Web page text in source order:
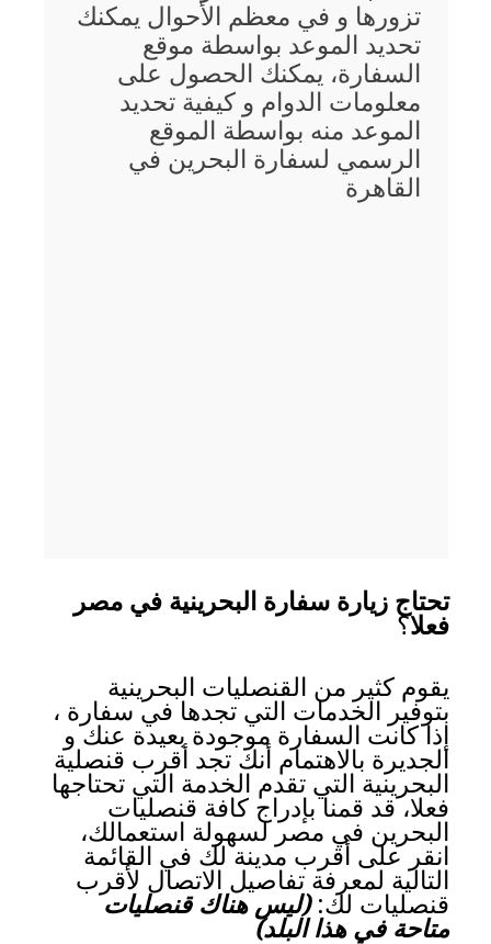
تزورها و في معظم الأحوال يمكنك
تحديد الموعد بواسطة موقع
السفارة، يمكنك الحصول على
معلومات الدوام و كيفية تحديد
الموعد منه بواسطة الموقع
الرسمي لسفارة البحرين في
القاهرة
تحتاج زيارة سفارة البحرينية في مصر
فعلا؟
يقوم كثير من القنصليات البحرينية
بتوفير الخدمات التي تجدها في سفارة ،
إذا كانت السفارة موجودة بعيدة عنك و
الجديرة بالاهتمام أنك تجد أقرب قنصلية
البحرينية التي تقدم الخدمة التي تحتاجها
فعلا، قد قمنا بإدراج كافة قنصليات
البحرين في مصر لسهولة استعمالك،
انقر على أقرب مدينة لك في القائمة
التالية لمعرفة تفاصيل الاتصال لأقرب
قنصليات لك:(ليس هناك قنصليات
متاحة في هذا البلد)